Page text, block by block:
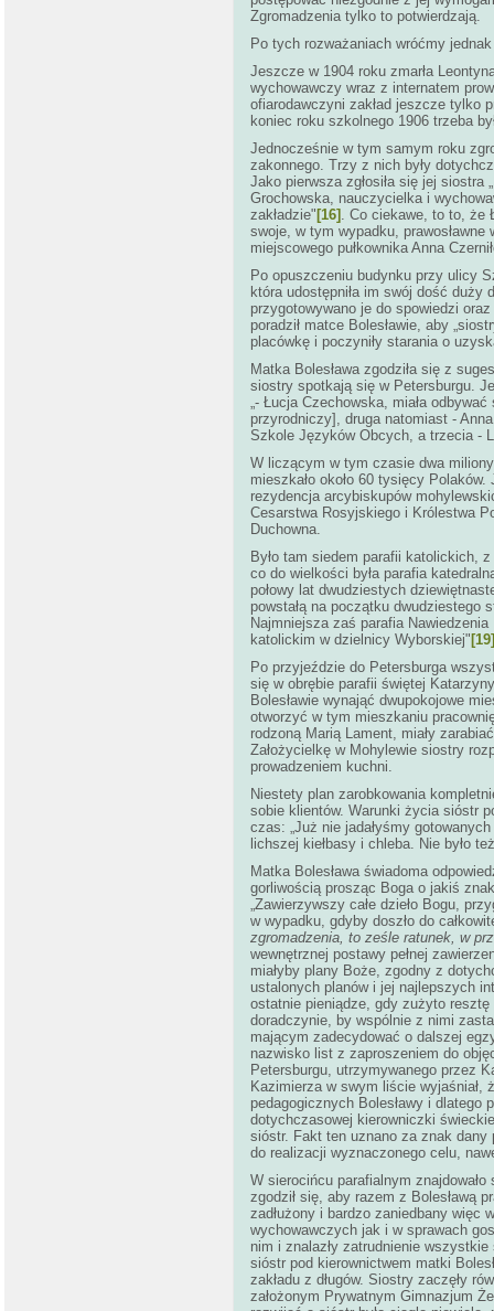
Zgromadzenia tylko to potwierdzają.
Po tych rozważaniach wróćmy
Jeszcze w 1904 roku zmarła
wychowawczy wraz z internatem
ofiarodawczyni zakład jeszcze tylko
koniec roku szkolnego 1906 trzeba
Jednocześnie w tym samym roku
zakonnego. Trzy z nich były
Jako pierwsza zgłosiła się jej
Grochowska, nauczycielka i
zakładzie" [16] . Co ciekawe, to to, że
swoje, w tym wypadku,
miejscowego pułkownika Anna
Po opuszczeniu budynku przy ulicy
która udostępniła im swój dość
przygotowywano je do spowiedzi
poradził matce Bolesławie, aby
placówkę i poczyniły starania o
Matka Bolesława zgodziła się z
siostry spotkają się w Petersburgu.
„- Łucja Czechowska, miała
przyrodniczy], druga natomiast -
Szkole Języków Obcych, a trzecia -
W liczącym w tym czasie dwa
mieszkało około 60 tysięcy
rezydencja arcybiskupów
Cesarstwa Rosyjskiego i Królestwa
Duchowna.
Było tam siedem parafii katolickich,
co do wielkości była parafia
połowy lat dwudziestych
powstałą na początku dwudziestego
Najmniejsza zaś parafia
katolickim w dzielnicy Wyborskiej" [19]
Po przyjeździe do Petersburga
się w obrębie parafii świętej
Bolesławie wynająć dwupokojowe
otworzyć w tym mieszkaniu
rodzoną Marią Lament, miały
Założycielkę w Mohylewie siostry
prowadzeniem kuchni.
Niestety plan zarobkowania
sobie klientów. Warunki życia sióstr
czas: „Już nie jadałyśmy
lichszej kiełbasy i chleba. Nie było
Matka Bolesława świadoma
gorliwością prosząc Boga o jakiś
„Zawierzywszy całe dzieło Bogu,
w wypadku, gdyby doszło do
zgromadzenia, to ześle ratunek, w
wewnętrznej postawy pełnej
miałyby plany Boże, zgodny z
ustalonych planów i jej najlepszych
ostatnie pieniądze, gdy zużyto resztę
doradczynie, by wspólnie z nimi
mającym zadecydować o dalszej
nazwisko list z zaproszeniem do
Petersburgu, utrzymywanego przez
Kazimierza w swym liście wyjaśniał,
pedagogicznych Bolesławy i dlatego
dotychczasowej kierowniczki
sióstr. Fakt ten uznano za znak dany
do realizacji wyznaczonego celu,
W sierocińcu parafialnym
zgodził się, aby razem z Bolesławą
zadłużony i bardzo zaniedbany więc
wychowawczych jak i w sprawach
nim i znalazły zatrudnienie
sióstr pod kierownictwem matki
zakładu z długów. Siostry zaczęły
założonym Prywatnym Gimnazjum